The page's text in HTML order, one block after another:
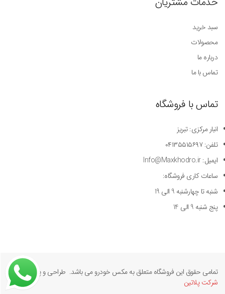
سبد خرید
محصولات
درباره ما
تماس با ما
تماس با فروشگاه
انبار مرکزی: تبریز
تلفن: ۰۴۱۳۵۵۱۵۶۹۷
ایمیل: Info@Maxkhodro.ir
ساعات کاری فروشگاه:
شنبه تا چهارشنبه 9 الی 19
پنج شنبه 9 الی 14
تمامی حقوق این فروشگاه متعلق به مکس خودرو می باشد. طراحی و پیاده سازی
شرکت پلاتین